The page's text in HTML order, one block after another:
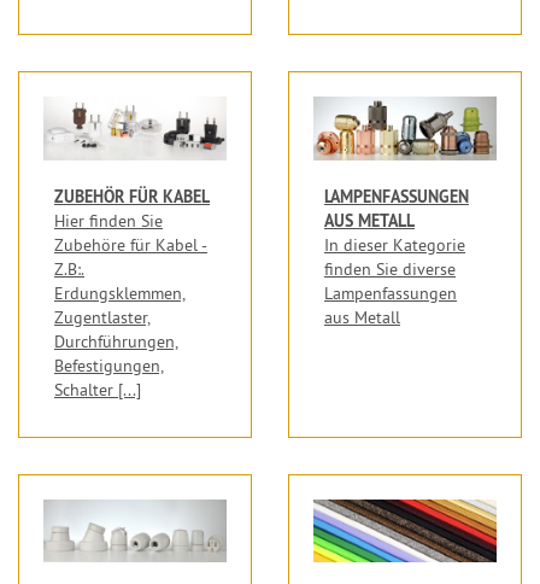
ZUBEHÖR FÜR KABEL
Hier finden Sie
Zubehöre für Kabel -
Z.B:.
Erdungsklemmen,
Zugentlaster,
Durchführungen,
Befestigungen,
Schalter [...]
LAMPENFASSUNGEN
AUS METALL
In dieser Kategorie
finden Sie diverse
Lampenfassungen
aus Metall